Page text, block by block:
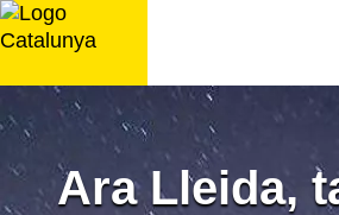
Saltar
al
Ara Lleida,